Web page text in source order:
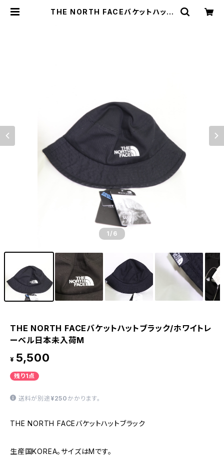
THE NORTH FACEバケットハット
1 /6
THE NORTH FACEバケットハットブラック/ホワイトレ
ーベル日本未入荷M
¥ 5,500
残り1点
送料が別途 ¥250 かかります。
THE NORTH FACEバケットハットブラック
生産国KOREA。サイズはMです。